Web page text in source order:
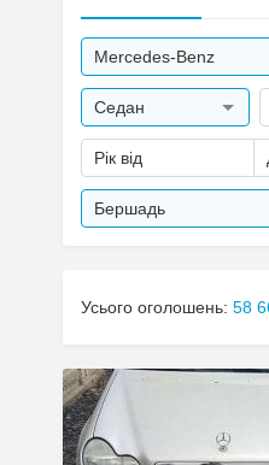
Mercedes-Benz
Седан
Рік від
Бершадь
Усього оголошень: 58